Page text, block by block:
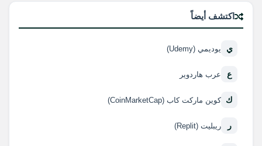
اكتشف أيضاً
ي يوديمي (Udemy)
ع عرب هاردوير
ك كوين ماركت كاب (CoinMarketCap)
ر ريبليت (Replit)